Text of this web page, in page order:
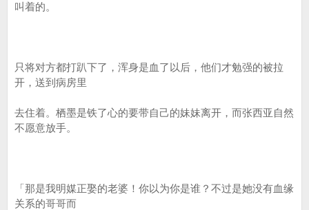
叫着的。
只将对方都打趴下了，浑身是血了以后，他们才勉强的被拉
开，送到病房里
去住着。栖墨是铁了心的要带自己的妹妹离开，而张西亚自然
不愿意放手。
「那是我明媒正娶的老婆！你以为你是谁？不过是她没有血缘
关系的哥哥而